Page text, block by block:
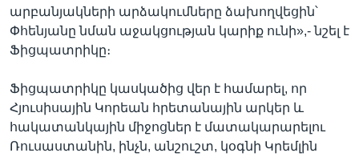
արբանյակների արձակումները ձախողվեցին՝
Փհենյանը նման աջակցության կարիք ունի»,- նշել է
Ֆիցպատրիկը։
Ֆիցպատրիկը կասկածից վեր է համարել, որ
Հյուսիսային Կորեան հրետանային արկեր և
հակատանկային միջոցներ է մատակարարելու
Ռուսաստանին, ինչն, անշուշտ, կօգնի Կրեմլին